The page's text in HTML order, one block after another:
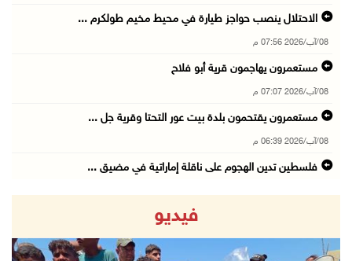
الاحتلال ينصب حواجز طيارة في محيط مخيم طولكرم ...
08/آب/2026 07:56 م
مستعمرون يهاجمون قرية أبو فلاح
08/آب/2026 07:07 م
مستعمرون يقتحمون بلدة بيت عور التحتا وقرية جل ...
08/آب/2026 06:39 م
فلسطين تدين الهجوم على ناقلة إماراتية في مضيق ...
شعراء غزة يوثقون النزوح والفقد بقصائد من الخي ...
08/آب/2026 06:23 م
فيديو